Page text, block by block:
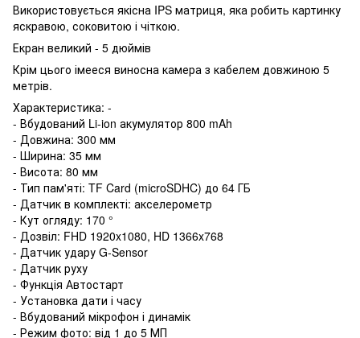
Використовується якісна IPS матриця, яка робить картинку
яскравою, соковитою і чіткою.
Екран великий - 5 дюймів
Крім цього імееся виносна камера з кабелем довжиною 5
метрів.
Характеристика: -
- Вбудований Li-ion акумулятор 800 mAh
- Довжина: 300 мм
- Ширина: 35 мм
- Висота: 80 мм
- Тип пам'яті: TF Card (microSDHC) до 64 ГБ
- Датчик в комплекті: акселерометр
- Кут огляду: 170 °
- Дозвіл: FHD 1920x1080, HD 1366x768
- Датчик удару G-Sensor
- Датчик руху
- Функція Автостарт
- Установка дати і часу
- Вбудований мікрофон і динамік
- Режим фото: від 1 до 5 МП